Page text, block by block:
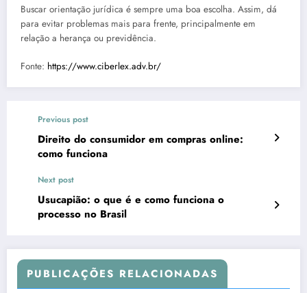
Buscar orientação jurídica é sempre uma boa escolha. Assim, dá
para evitar problemas mais para frente, principalmente em
relação a herança ou previdência.
Fonte: https://www.ciberlex.adv.br/
Previous post
Direito do consumidor em compras online:
como funciona
Next post
Usucapião: o que é e como funciona o
processo no Brasil
PUBLICAÇÕES RELACIONADAS